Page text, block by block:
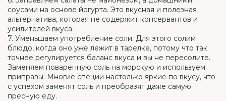
соусами на основе йогурта. Это вкусная и полезная
альтернатива, которая не содержит консервантов и
усилителей вкуса.
7. Уменьшаем употребление соли. Для этого солим
блюдо, когда оно уже лежит в тарелке, потому что так
точнее регулируется баланс вкуса и вы не пересолите.
Заменяем поваренную соль на морскую и используем
приправы. Многие специи настолько яркие по вкусу, что
с успехом заменят соль и преобразят даже самую
пресную еду.